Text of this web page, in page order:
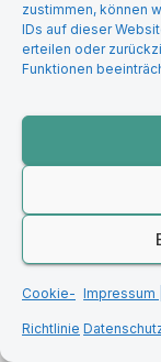
zustimmen, können
IDs auf dieser
erteilen oder
Funktionen
Cookie-
Richtlinie
Impressum
Standpunkte